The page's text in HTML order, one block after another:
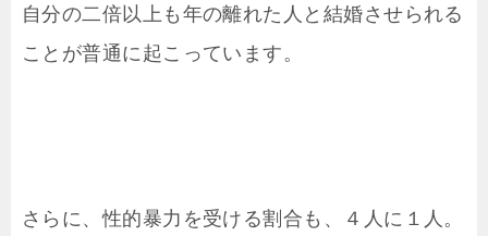
自分の二倍以上も年の離れた人と結婚させられる
ことが普通に起こっています。
さらに、性的暴力を受ける割合も、４人に１人。